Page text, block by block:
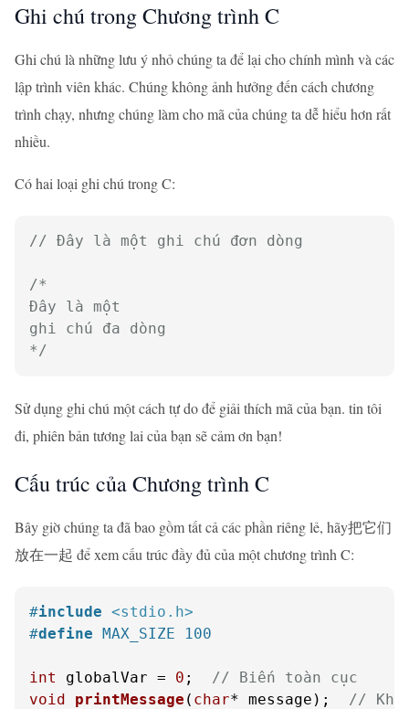
Ghi chú trong Chương trình C
Ghi chú là những lưu ý nhỏ chúng ta để lại cho chính mình và các
lập trình viên khác. Chúng không ảnh hưởng đến cách chương
trình chạy, nhưng chúng làm cho mã của chúng ta dễ hiểu hơn rất
nhiều.
Có hai loại ghi chú trong C:
// Đây là một ghi chú đơn dòng
/*
Đây là một
ghi chú đa dòng
*/
Sử dụng ghi chú một cách tự do để giải thích mã của bạn. tin tôi
đi, phiên bản tương lai của bạn sẽ cảm ơn bạn!
Cấu trúc của Chương trình C
Bây giờ chúng ta đã bao gồm tất cả các phần riêng lẻ, hãy把它们
放在一起 để xem cấu trúc đầy đủ của một chương trình C:
#include <stdio.h>
#define MAX_SIZE 100
int globalVar = 0 ; // Biến toàn cục
void
printMessage ( char* message) ; // Khai